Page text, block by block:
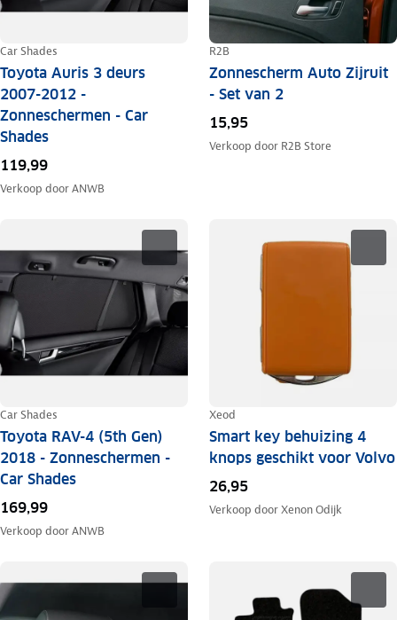
Car Shades
Toyota Auris 3 deurs
2007-2012 -
Zonneschermen - Car
Shades
119,99
Verkoop doorANWB
R2B
Zonnescherm Auto Zijruit
- Set van 2
15,95
Verkoop door R2B Store
Car Shades
Toyota RAV-4 (5th Gen)
2018 - Zonneschermen -
Car Shades
169,99
Verkoop doorANWB
Xeod
Smart key behuizing 4
knops geschikt voor Volvo
26,95
Verkoop doorXenon Odijk